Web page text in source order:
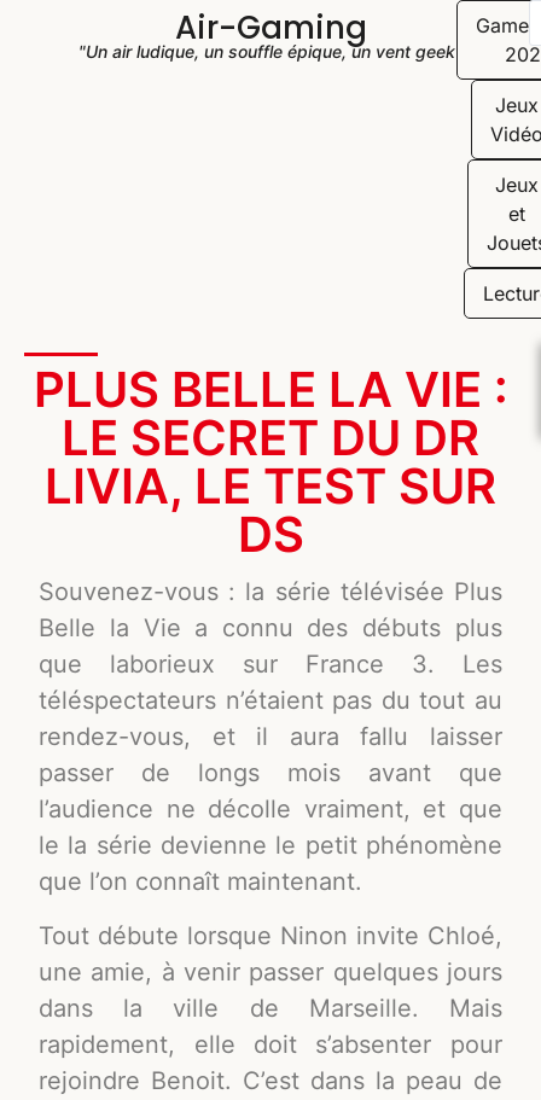
Air-Gaming
"Un air ludique, un souffle épique, un vent geek"
Jeux
Jeux
et
PLUS BELLE LA VIE :
LE SECRET DU DR
LIVIA, LE TEST SUR
DS
Souvenez-vous : la série télévisée Plus
Belle la Vie a connu des débuts plus
que laborieux sur France 3. Les
téléspectateurs n’étaient pas du tout au
rendez-vous, et il aura fallu laisser
passer de longs mois avant que
l’audience ne décolle vraiment, et que
le la série devienne le petit phénomène
que l’on connaît maintenant.
Tout débute lorsque Ninon invite Chloé,
une amie, à venir passer quelques jours
dans la ville de Marseille. Mais
rapidement, elle doit s’absenter pour
rejoindre Benoit. C’est dans la peau de